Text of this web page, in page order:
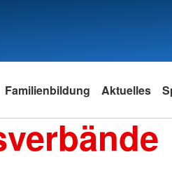
Familienbildung Aktuelles